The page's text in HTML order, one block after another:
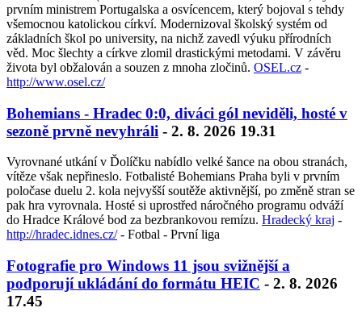
prvním ministrem Portugalska a osvícencem, který bojoval s tehdy
všemocnou katolickou církví. Modernizoval školský systém od
základních škol po university, na nichž zavedl výuku přírodních
věd. Moc šlechty a církve zlomil drastickými metodami. V závěru
života byl obžalován a souzen z mnoha zločinů. OSEL.cz -
http://www.osel.cz/
Bohemians - Hradec 0:0, diváci gól neviděli, hosté v
sezoně prvně nevyhráli - 2. 8. 2026 19.31
Vyrovnané utkání v Ďolíčku nabídlo velké šance na obou stranách,
vítěze však nepřineslo. Fotbalisté Bohemians Praha byli v prvním
poločase duelu 2. kola nejvyšší soutěže aktivnější, po změně stran se
pak hra vyrovnala. Hosté si uprostřed náročného programu odváží
do Hradce Králové bod za bezbrankovou remízu. Hradecký kraj -
http://hradec.idnes.cz/- Fotbal - První liga
Fotografie pro Windows 11 jsou svižnější a
podporují ukládání do formátu HEIC - 2. 8. 2026
17.45